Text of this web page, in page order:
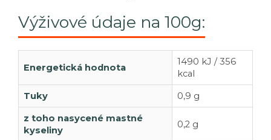
Výživové údaje na 100g:
Energetická hodnota
1490 kJ / 356
kcal
Tuky 0,9 g
z toho nasycené mastné
kyseliny
0,2 g